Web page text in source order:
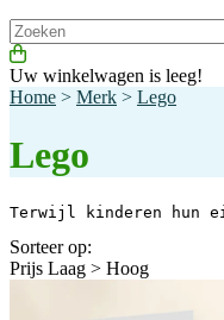
Uw winkelwagen is leeg!
Home > Merk > Lego
Lego
Terwijl kinderen hun
Sorteer op:
Prijs Laag > Hoog